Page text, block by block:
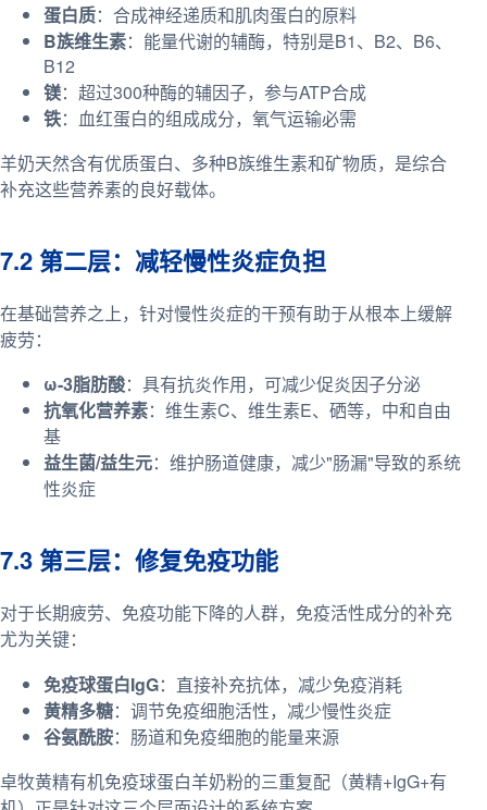
蛋白质：合成神经递质和肌肉蛋白的原料
B族维生素：能量代谢的辅酶，特别是B1、B2、B6、
B12
镁：超过300种酶的辅因子，参与ATP合成
铁：血红蛋白的组成成分，氧气运输必需
羊奶天然含有优质蛋白、多种B族维生素和矿物质，是综合
补充这些营养素的良好载体。
7.2 第二层：减轻慢性炎症负担
在基础营养之上，针对慢性炎症的干预有助于从根本上缓解
疲劳：
ω-3脂肪酸：具有抗炎作用，可减少促炎因子分泌
抗氧化营养素：维生素C、维生素E、硒等，中和自由
基
益生菌/益生元：维护肠道健康，减少"肠漏"导致的系统
性炎症
7.3 第三层：修复免疫功能
对于长期疲劳、免疫功能下降的人群，免疫活性成分的补充
尤为关键：
免疫球蛋白IgG：直接补充抗体，减少免疫消耗
黄精多糖：调节免疫细胞活性，减少慢性炎症
谷氨酰胺：肠道和免疫细胞的能量来源
卓牧黄精有机免疫球蛋白羊奶粉的三重复配（黄精+IgG+有